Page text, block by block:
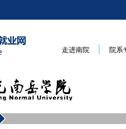
走进南院 院系